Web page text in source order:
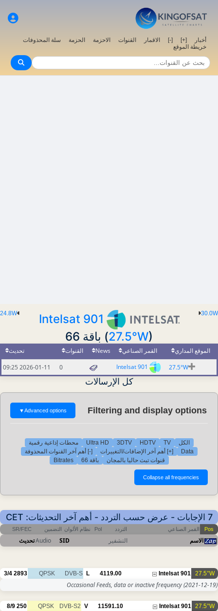
أخبار [+]
[-] الاقمار القنوات الاحزمة الحزمة
سلة المحذوفات
خريطة الموقع
30.0W
24.8W
Intelsat 901
(27.5°W) باقة 66
الموقع المداري القمر الصناعي News القنوات
تحديث
27.5°W
Intelsat 901
0
2026-01-11 09:25
كل الإرسالات
Filtering and display options
Advanced options
▼
الكل TV
HDTV
3DTV
Ultra HD
محطات إذاعية رقمية
Data
[+] أهم آخر الإضافات/التغييرات
[-] أهم آخر القنوات المحذوفة
قنوات تبث حاليا بالمجان
باقة 66 Bitrates
7 الإجابات - عرض حسب التردد - أهم آخر التحديثات: CET
Pos القمر الصناعي التردد Pol نظام الألوان التضمين SR/FEC
الاسم التشفير SID
Audioتحديث
27.5°W
Intelsat 901
4119.00
L
DVB-S
QPSK
2893
3/4
Occasional Feeds, data or inactive frequency(2021-12-19)
27.5°W
Intelsat 901
11591.10
V
DVB-S2
QPSK
250
8/9